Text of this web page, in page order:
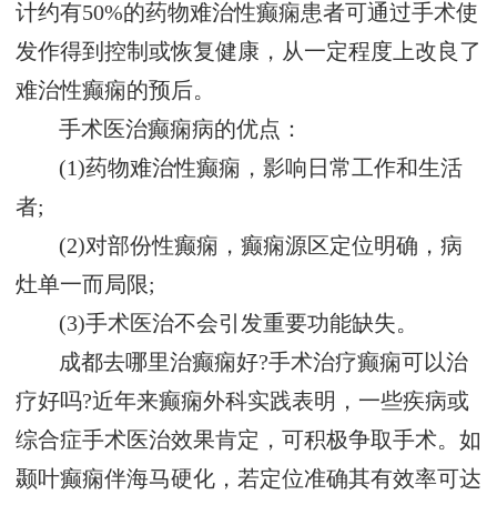
计约有50%的药物难治性癫痫患者可通过手术使
发作得到控制或恢复健康，从一定程度上改良了
难治性癫痫的预后。
手术医治癫痫病的优点：
(1)药物难治性癫痫，影响日常工作和生活
者;
(2)对部份性癫痫，癫痫源区定位明确，病
灶单一而局限;
(3)手术医治不会引发重要功能缺失。
成都去哪里治癫痫好?手术治疗癫痫可以治
疗好吗?近年来癫痫外科实践表明，一些疾病或
综合症手术医治效果肯定，可积极争取手术。如
颞叶癫痫伴海马硬化，若定位准确其有效率可达